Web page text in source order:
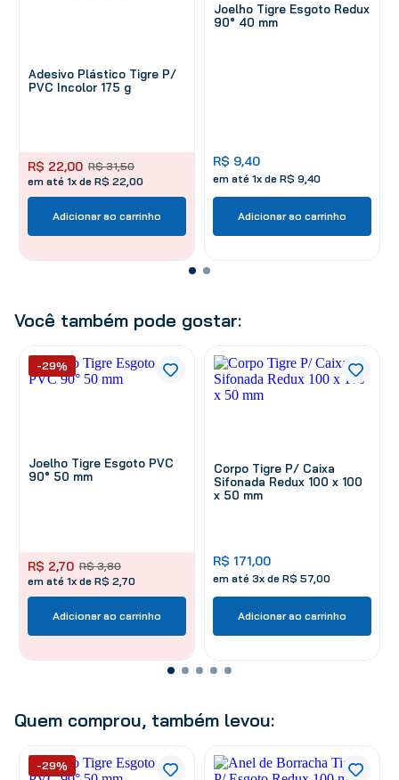
Adesivo Plástico Tigre P/
PVC Incolor 175 g
R$ 31,50
R$ 22,00
em até 1x de R$ 22,00
Adicionar ao carrinho
Joelho Tigre Esgoto Redux
90° 40 mm
R$ 9,40
em até 1x de R$ 9 40
Adicionar ao carrinho
Você também pode gostar:
Joelho Tigre Esgoto PVC
90° 50 mm
R$ 3,80
R$ 2,70
em até 1x de R$ 2,70
-29%
Adicionar ao carrinho
Corpo Tigre P/ Caixa
Sifonada Redux 100 x 100
x 50 mm
R$ 171,00
em até 3x de R$ 57 00
Adicionar ao carrinho
Quem comprou, também levou:
-29%